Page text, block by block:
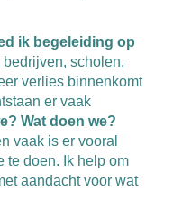
ik begeleiding op
bedrijven, scholen,
verlies binnenkomt
er vaak
Wat doen we?
vaak is er vooral
te doen. Ik help om
aandacht voor wat